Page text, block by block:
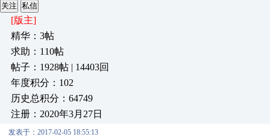
关注 私信
[版主]
精华：3帖
求助：110帖
帖子：1928帖 | 14403回
年度积分：102
历史总积分：64749
注册：2020年3月27日
发表于：2017-02-05 18:55:13